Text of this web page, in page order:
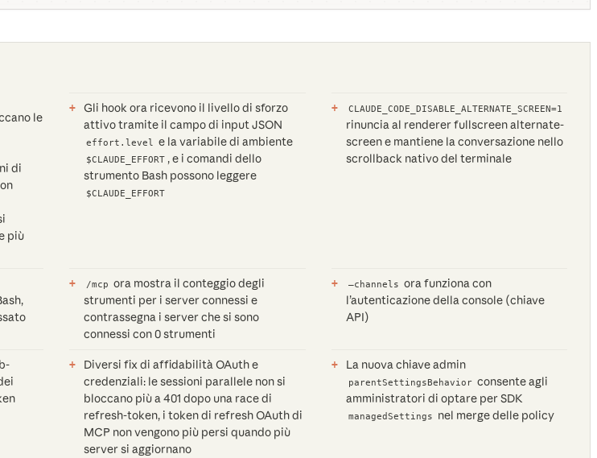
le
di
più
Gli hook ora ricevono il livello di sforzo
attivo tramite il campo di input JSON
effort.level e la variabile di ambiente
$CLAUDE_EFFORT , e i comandi dello
strumento Bash possono leggere
$CLAUDE_EFFORT
CLAUDE_CODE_DISABLE_ALTERNATE_SCREEN=1
rinuncia al renderer fullscreen alternate-
screen e mantiene la conversazione nello
scrollback nativo del terminale
/mcp ora mostra il conteggio degli
strumenti per i server connessi e
contrassegna i server che si sono
connessi con 0 strumenti
—channels ora funziona con
l’autenticazione della console (chiave
API)
Diversi fix di affidabilità OAuth e
credenziali: le sessioni parallele non si
bloccano più a 401 dopo una race di
refresh-token, i token di refresh OAuth di
MCP non vengono più persi quando più
server si aggiornano
La nuova chiave admin
parentSettingsBehavior consente agli
amministratori di optare per SDK
managedSettings nel merge delle policy